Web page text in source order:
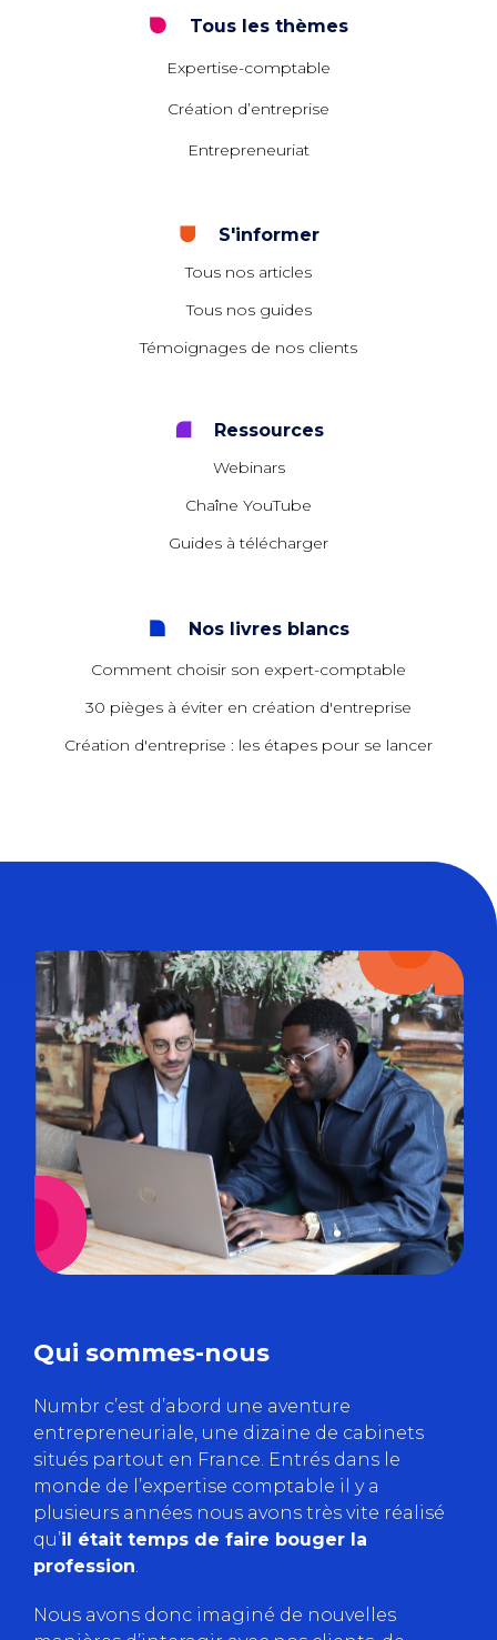
Tous les thèmes
Expertise-comptable
Création d’entreprise
Entrepreneuriat
S'informer
Tous nos articles
Tous nos guides
Témoignages de nos clients
Ressources
Webinars
Chaîne YouTube
Guides à télécharger
Nos livres blancs
Comment choisir son expert-comptable
30 pièges à éviter en création d'entreprise
Création d'entreprise : les étapes pour se lancer
Qui sommes-nous
Numbr c’est d’abord une aventure
entrepreneuriale, une dizaine de cabinets
situés partout en France. Entrés dans le
monde de l’expertise comptable il y a
plusieurs années nous avons très vite réalisé
qu’il était temps de faire bouger la
profession
Nous avons donc imaginé de nouvelles